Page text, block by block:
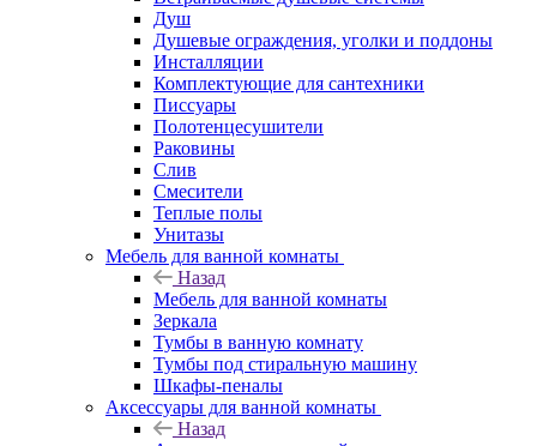
Душ
Душевые ограждения, уголки и поддоны
Инсталляции
Комплектующие для сантехники
Писсуары
Полотенцесушители
Раковины
Слив
Смесители
Теплые полы
Унитазы
Мебель для ванной комнаты
Назад
Мебель для ванной комнаты
Зеркала
Тумбы в ванную комнату
Тумбы под стиральную машину
Шкафы-пеналы
Аксессуары для ванной комнаты
Назад